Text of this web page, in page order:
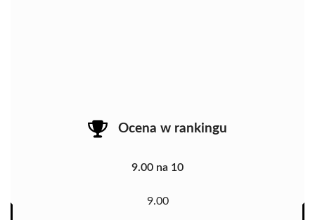
Ocena w rankingu
9.00 na 10
9.00